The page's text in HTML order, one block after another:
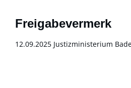
Freigabevermerk
12.09.2025 Justizministerium